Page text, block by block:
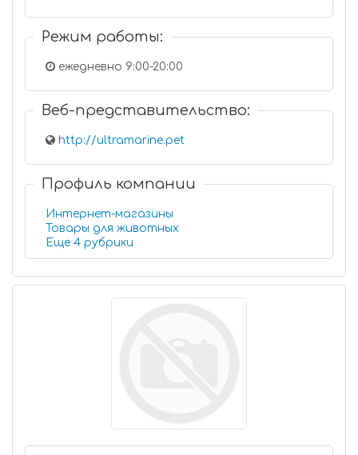
Режим работы:
ежедневно 9:00-20:00
Веб-представительство:
http://ultramarine.pet
Профиль компании
Интернет-магазины
Товары для животных
Еще 4 рубрики